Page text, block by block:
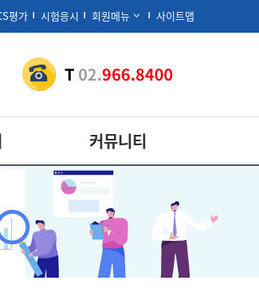
평가 시험응시 회원메뉴 사이트맵
커뮤니티